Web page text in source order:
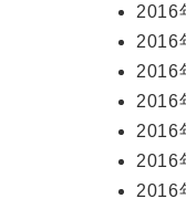
2016
2016
2016
2016
2016
2016
2016